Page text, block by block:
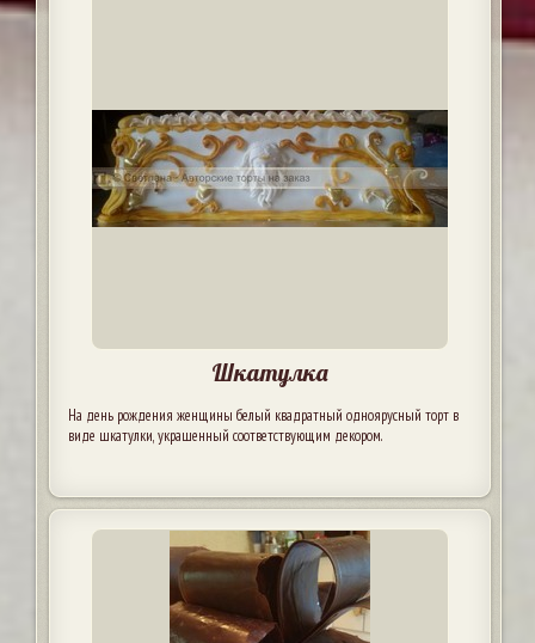
Шкатулка
На день рождения женщины белый квадратный одноярусный торт в
виде шкатулки, украшенный соответствующим декором.